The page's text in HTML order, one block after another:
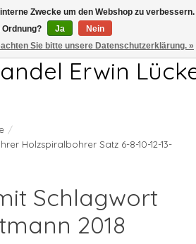
17.00Uhr FR 7.00-13.00Uhr
Erwin
/
Holzspiralbohrer Satz 6-8-10-12-13-
Schlagwort
2018
Zwecke um den Webshop zu verbessern.
Ordnung?
Ja
Nein
Sie bitte unsere Datenschutzerklärung. »